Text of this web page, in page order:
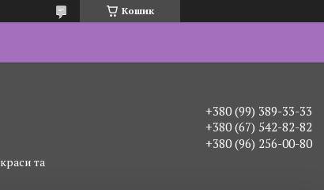
Кошик
та
+380 (99) 389-33-33
+380 (67) 542-82-82
+380 (96) 256-00-80